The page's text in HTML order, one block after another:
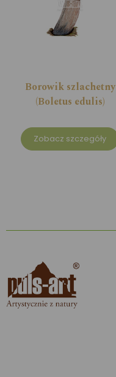
Borowik szlachetny
(Boletus edulis)
Zobacz szczegóły